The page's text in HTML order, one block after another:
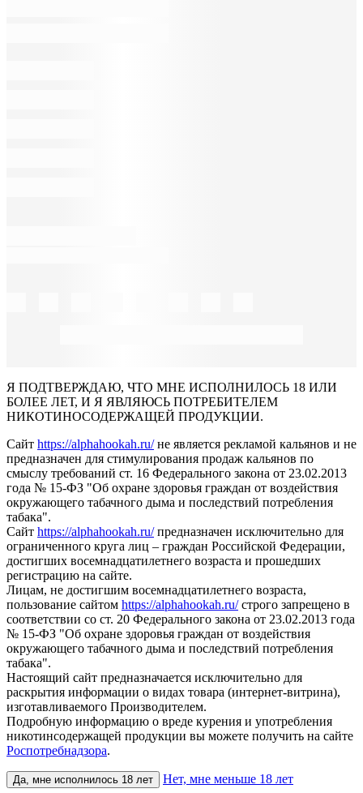
Я ПОДТВЕРЖДАЮ, ЧТО МНЕ ИСПОЛНИЛОСЬ 18 ИЛИ
БОЛЕЕ ЛЕТ, И Я ЯВЛЯЮСЬ ПОТРЕБИТЕЛЕМ
НИКОТИНОСОДЕРЖАЩЕЙ ПРОДУКЦИИ.
Сайт https://alphahookah.ru/не является рекламой кальянов и не
предназначен для стимулирования продаж кальянов по
смыслу требований ст. 16 Федерального закона от 23.02.2013
года № 15-ФЗ "Об охране здоровья граждан от воздействия
окружающего табачного дыма и последствий потребления
табака".
Сайт https://alphahookah.ru/предназначен исключительно для
ограниченного круга лиц – граждан Российской Федерации,
достигших восемнадцатилетнего возраста и прошедших
регистрацию на сайте.
Лицам, не достигшим восемнадцатилетнего возраста,
пользование сайтом https://alphahookah.ru/строго запрещено в
соответствии со ст. 20 Федерального закона от 23.02.2013 года
№ 15-ФЗ "Об охране здоровья граждан от воздействия
окружающего табачного дыма и последствий потребления
табака".
Настоящий сайт предназначается исключительно для
раскрытия информации о видах товара (интернет-витрина),
изготавливаемого Производителем.
Подробную информацию о вреде курения и употребления
никотинсодержащей продукции вы можете получить на сайте
Роспотребнадзора.
Да, мне исполнилось 18 лет Нет, мне меньше 18 лет